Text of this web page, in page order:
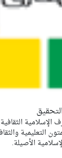
الإسلامية
التعليمية
الأصيلة.